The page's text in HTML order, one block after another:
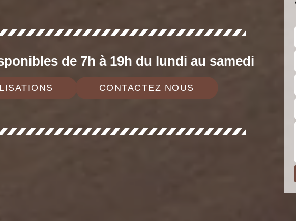
de 7h à 19h du lundi au samedi
CONTACTEZ NOUS